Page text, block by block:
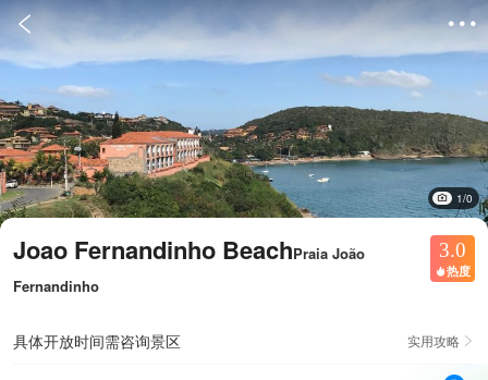
 
1/0
Joao Fernandinho BeachPraia João
Fernandinho
3.0
 热度
具体开放时间需咨询景区 实用攻略 